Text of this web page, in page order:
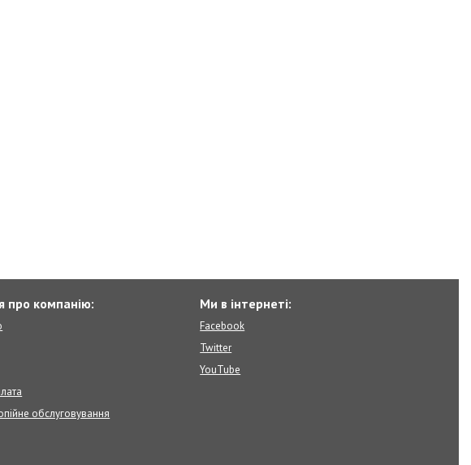
про компанію:
обслуговування
Ми в інтернеті:
Facebook
Twitter
YouTube